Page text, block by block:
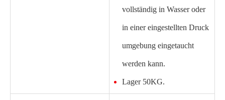
vollständig in Wasser oder
in einer eingestellten Druck
umgebung eingetaucht
werden kann.
Lager 50KG.